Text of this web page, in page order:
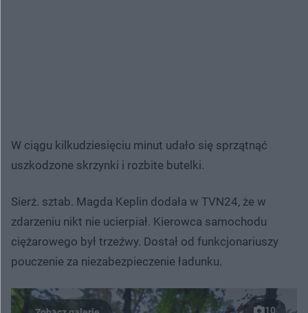
W ciągu kilkudziesięciu minut udało się sprzątnąć
uszkodzone skrzynki i rozbite butelki.
Sierż. sztab. Magda Keplin dodała w TVN24, że w
zdarzeniu nikt nie ucierpiał. Kierowca samochodu
ciężarowego był trzeźwy. Dostał od funkcjonariuszy
pouczenie za niezabezpieczenie ładunku.
10